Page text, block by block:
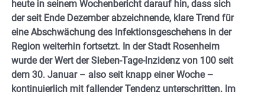
heute in seinem Wochenbericht darauf hin, dass sich
der seit Ende Dezember abzeichnende, klare Trend für
eine Abschwächung des Infektionsgeschehens in der
Region weiterhin fortsetzt. In der Stadt Rosenheim
wurde der Wert der Sieben-Tage-Inzidenz von 100 seit
dem 30. Januar – also seit knapp einer Woche –
kontinuierlich mit fallender Tendenz unterschritten. Im